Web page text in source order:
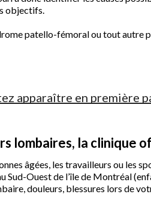
objectifs.
patello-fémoral ou tout autre
apparaître en première
lombaires, la
âgées, les travailleurs ou les
Sud-Ouest de l’île de Montréal
douleurs, blessures lors de